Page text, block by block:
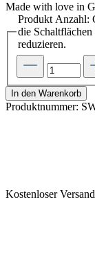
Made with love in
Produkt Anzahl:
die
reduzieren.
In den Warenkorb
Produktnummer:
Kostenloser Versand